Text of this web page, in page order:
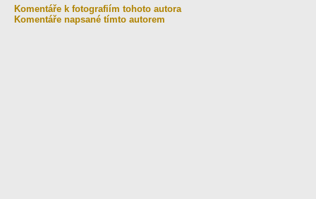
Komentáře k fotografiím tohoto autora
Komentáře napsané tímto autorem